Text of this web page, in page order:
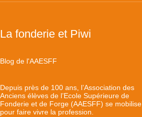
La fonderie et Piwi
Blog de l'AAESFF
Depuis près de 100 ans, l’Association des
Anciens élèves de l’Ecole Supérieure de
Fonderie et de Forge (AAESFF) se mobilise
pour faire vivre la profession.